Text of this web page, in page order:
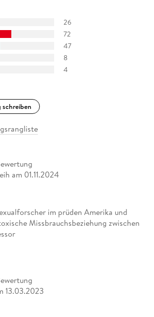
26
72
47
8
4
schreiben
am 01.11.2024
im prüden Amerika und
Missbrauchsbeziehung zwischen
13.03.2023